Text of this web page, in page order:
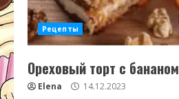
Рецепты
Ореховый торт с бананом
Elena 14.12.2023